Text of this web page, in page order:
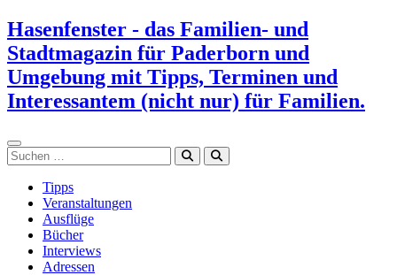
Zum
Inhalt
springen
Hasenfenster - das Familien- und
Stadtmagazin für Paderborn und
Umgebung mit Tipps, Terminen und
Interessantem (nicht nur) für Familien.
Suchen
Tipps
Veranstaltungen
Ausflüge
Bücher
Interviews
Adressen